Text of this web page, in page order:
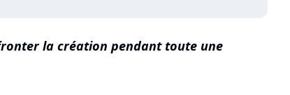
la création pendant toute une